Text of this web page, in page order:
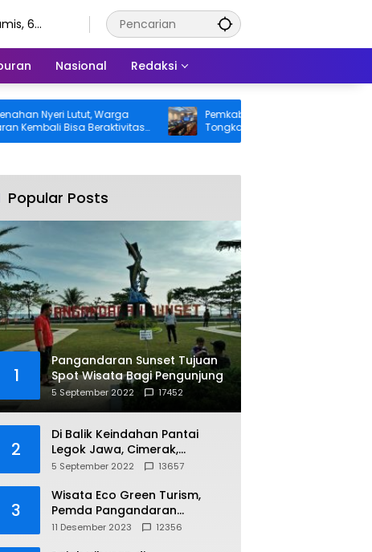
6
Nasional Redaksi
Nyeri Lutut, Warga
Bisa Beraktivitas
Ditanggung BPJS
Pemkab Pangandaran Desak Bangkai
Tongkang dan Ceceran Batu Bara
Segera Diangkat, Soroti Buruknya
Popular Posts
1
Pangandaran Sunset Tujuan
Spot Wisata Bagi Pengunjung
5 September 2022 17452
2
Di Balik Keindahan Pantai
Legok Jawa, Cimerak,
Pangandaran
5 September 2022 13657
3
Wisata Eco Green Turism,
Pemda Pangandaran
Gandeng PLN
11 Desember 2023 12356